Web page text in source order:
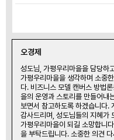
오경제
성도님, 가평우리마을을 담당하
가평우리마을을 생각하며 소중
다. 비즈니스 모델 캔버스 방법
을의 운영과 스토리를 만들어내
보면서 참고하도록 하겠습니다.
감사드리며, 성도님들의 지혜가
가평우리마을이 되길 소망합니
을 부탁드립니다. 소중한 의견